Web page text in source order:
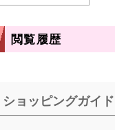
閲覧履歴
ショッピングガイド